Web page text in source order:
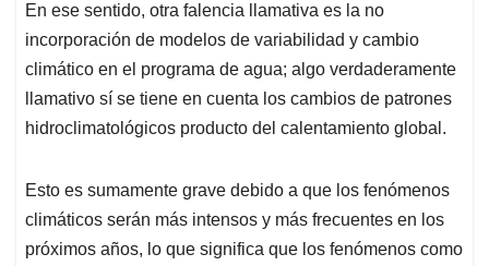
En ese sentido, otra falencia llamativa es la no
incorporación de modelos de variabilidad y cambio
climático en el programa de agua; algo verdaderamente
llamativo sí se tiene en cuenta los cambios de patrones
hidroclimatológicos producto del calentamiento global.
Esto es sumamente grave debido a que los fenómenos
climáticos serán más intensos y más frecuentes en los
próximos años, lo que significa que los fenómenos como